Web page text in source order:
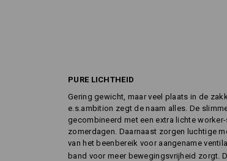
PURE LICHTHEID
Gering gewicht, maar veel plaats in de
e.s.ambition zegt de naam alles. De
gecombineerd met een extra lichte
zomerdagen. Daarnaast zorgen luchtige
van het beenbereik voor aangename
band voor meer bewegingsvrijheid zorgt.